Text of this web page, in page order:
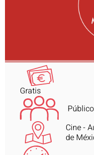
Gratis
Cine -
de